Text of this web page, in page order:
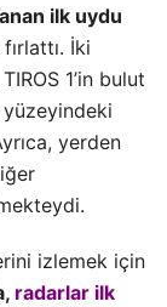
ilk uydu
İki
1’in bulut
yüzeyindeki
yerden
izlemek için
radarlar ilk